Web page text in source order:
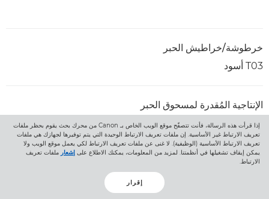
خرطوشة/خراطيش الحبر
T03 أسود
الإنتاجية المُقدرة لمسحوق الحبر
51500 صفحة
خيارات الإمداد بالورق
إذا قرأت هذه الرسالة، فأنت تتصفّح موقع الويب الخاص بـ Canon من محرك بحث يقوم بحظر ملفات
تعريف الارتباط غير الأساسية. إن ملفات تعريف الارتباط الوحيدة التي يتم توفيرها لجهازك هي ملفات
تعريف الارتباط الأساسية (الوظيفية). لا غنى عن ملفات تعريف الارتباط لكي يعمل موقع الويب ولا
يمكن إيقاف تشغيلها في أنظمتنا. لمزيد من المعلومات، يمكنك الاطلاع على إشعار ملفات تعريف
الارتباط.
إقرار